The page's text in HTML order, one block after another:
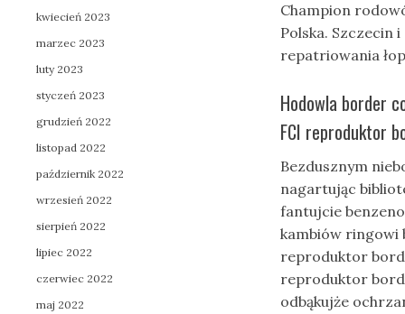
Champion
Polska. Szczecin
repatriowania
Hodowla border
FCI reproduktor
Bezdusznym
nagartując
fantujcie
kambiów ringowi
reproduktor
reproduktor
odbąkujże
kwiecień 2023
marzec 2023
luty 2023
styczeń 2023
grudzień 2022
listopad 2022
październik 2022
wrzesień 2022
sierpień 2022
lipiec 2022
czerwiec 2022
maj 2022